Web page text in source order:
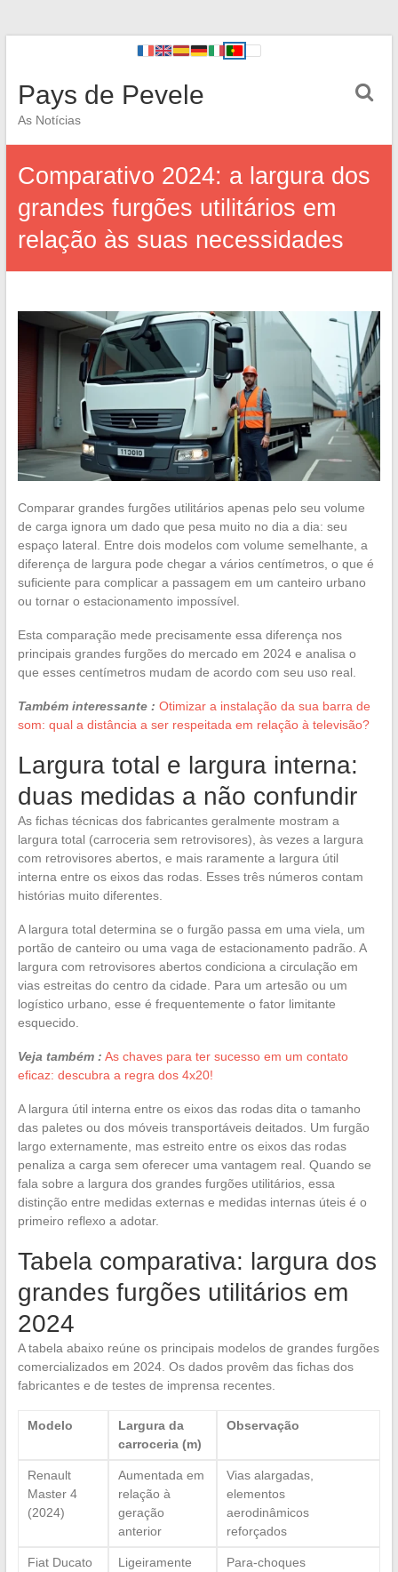
Pays de Pevele
As Notícias
Comparativo 2024: a largura dos
grandes furgões utilitários em
relação às suas necessidades
Comparar grandes furgões utilitários apenas pelo seu volume
de carga ignora um dado que pesa muito no dia a dia: seu
espaço lateral. Entre dois modelos com volume semelhante, a
diferença de largura pode chegar a vários centímetros, o que é
suficiente para complicar a passagem em um canteiro urbano
ou tornar o estacionamento impossível.
Esta comparação mede precisamente essa diferença nos
principais grandes furgões do mercado em 2024 e analisa o
que esses centímetros mudam de acordo com seu uso real.
Também interessante : Otimizar a instalação da sua barra de
som: qual a distância a ser respeitada em relação à televisão?
Largura total e largura interna:
duas medidas a não confundir
As fichas técnicas dos fabricantes geralmente mostram a
largura total (carroceria sem retrovisores), às vezes a largura
com retrovisores abertos, e mais raramente a largura útil
interna entre os eixos das rodas. Esses três números contam
histórias muito diferentes.
A largura total determina se o furgão passa em uma viela, um
portão de canteiro ou uma vaga de estacionamento padrão. A
largura com retrovisores abertos condiciona a circulação em
vias estreitas do centro da cidade. Para um artesão ou um
logístico urbano, esse é frequentemente o fator limitante
esquecido.
Veja também : As chaves para ter sucesso em um contato
eficaz: descubra a regra dos 4x20!
A largura útil interna entre os eixos das rodas dita o tamanho
das paletes ou dos móveis transportáveis deitados. Um furgão
largo externamente, mas estreito entre os eixos das rodas
penaliza a carga sem oferecer uma vantagem real. Quando se
fala sobre a largura dos grandes furgões utilitários, essa
distinção entre medidas externas e medidas internas úteis é o
primeiro reflexo a adotar.
Tabela comparativa: largura dos
grandes furgões utilitários em
2024
A tabela abaixo reúne os principais modelos de grandes furgões
comercializados em 2024. Os dados provêm das fichas dos
fabricantes e de testes de imprensa recentes.
Modelo
Largura da
carroceria (m)
Observação
Renault
Master 4
(2024)
Aumentada em
relação à
geração
anterior
Vias alargadas,
elementos
aerodinâmicos
reforçados
Fiat Ducato
Ligeiramente
Para-choques